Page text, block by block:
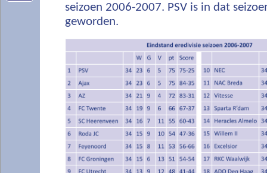
seizoen 2006-2007. PSV is in dat
geworden.